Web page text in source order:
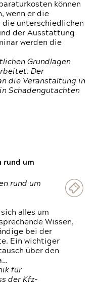
können
wenn er die
die unterschiedlichen
der Ausstattung
werden die
Grundlagen
Der
die Veranstaltung in
Schadengutachten
rund um
rund um
alles um
Wissen,
bei der
Ein wichtiger
über den
für
der Kfz-